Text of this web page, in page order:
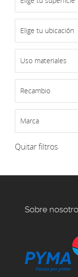
Elige tu ubicación
Uso materiales
Recambio
Marca
Quitar filtros
Sobre